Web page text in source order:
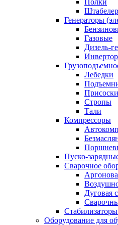
Полки
Генераторы
Газовые
Дизель-
Лебедки
Стропы
Тали
Компрессоры
Пуско-
Сварочное
Дуговая
Оборудование для